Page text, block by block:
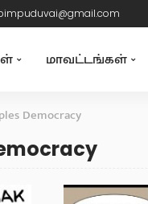
மாவட்டங்கள்
Democracy